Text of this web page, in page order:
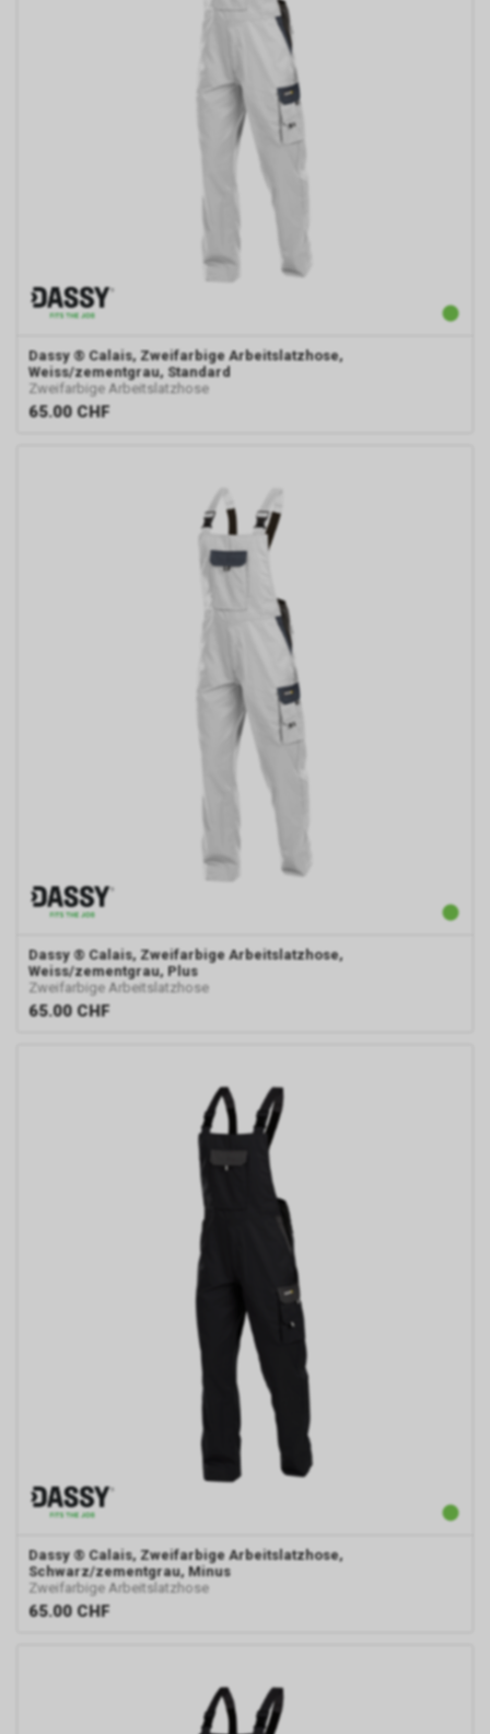
Dassy ® Calais, Zweifarbige Arbeitslatzhose,
Weiss/zementgrau, Standard
Zweifarbige Arbeitslatzhose
65.00 CHF
Dassy ® Calais, Zweifarbige Arbeitslatzhose,
Weiss/zementgrau, Plus
Zweifarbige Arbeitslatzhose
65.00 CHF
Dassy ® Calais, Zweifarbige Arbeitslatzhose,
Schwarz/zementgrau, Minus
Zweifarbige Arbeitslatzhose
65.00 CHF